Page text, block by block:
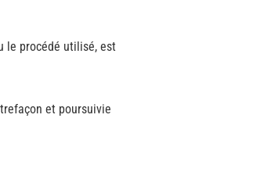
le procédé utilisé, est
et poursuivie